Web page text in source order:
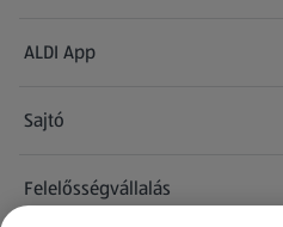
ALDI App
Sajtó
Felelősségvállalás